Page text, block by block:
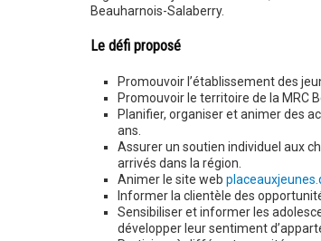
Beauharnois-Salaberry.
Le défi proposé
Promouvoir l’établissement des
Promouvoir le territoire de la MRC
Planifier, organiser et animer des
ans.
Assurer un soutien individuel aux
arrivés dans la région.
Animer le site web
Informer la clientèle des
Sensibiliser et informer les
développer leur sentiment